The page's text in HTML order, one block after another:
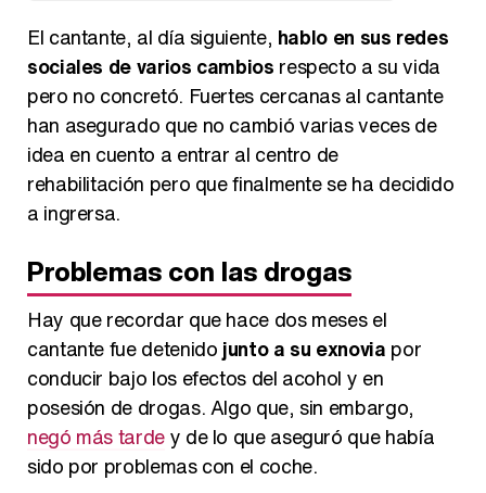
El cantante, al día siguiente, hablo en sus redes
sociales de varios cambios respecto a su vida
pero no concretó. Fuertes cercanas al cantante
han asegurado que no cambió varias veces de
idea en cuento a entrar al centro de
rehabilitación pero que finalmente se ha decidido
a ingrersa.
Problemas con las drogas
Hay que recordar que hace dos meses el
cantante fue detenido junto a su exnovia por
conducir bajo los efectos del acohol y en
posesión de drogas. Algo que, sin embargo,
negó más tardey de lo que aseguró que había
sido por problemas con el coche.